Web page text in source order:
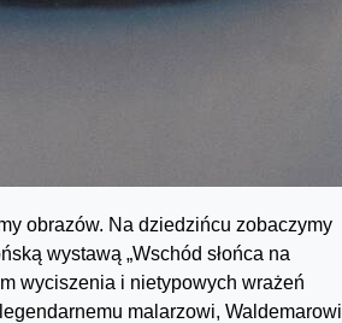
obrazów. Na dziedzińcu zobaczymy
wystawą „Wschód słońca na
wyciszenia i nietypowych wrażeń
malarzowi, Waldemarowi